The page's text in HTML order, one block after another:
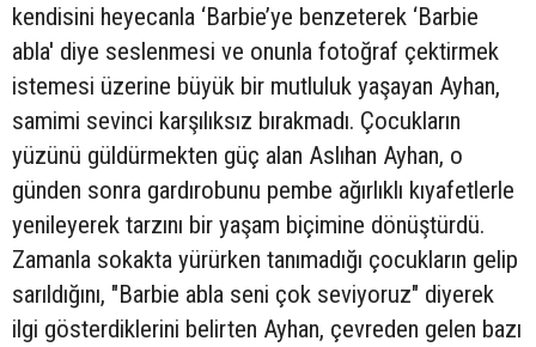
kendisini heyecanla ‘Barbie’ye benzeterek ‘Barbie
abla' diye seslenmesi ve onunla fotoğraf çektirmek
istemesi üzerine büyük bir mutluluk yaşayan Ayhan,
samimi sevinci karşılıksız bırakmadı. Çocukların
yüzünü güldürmekten güç alan Aslıhan Ayhan, o
günden sonra gardırobunu pembe ağırlıklı kıyafetlerle
yenileyerek tarzını bir yaşam biçimine dönüştürdü.
Zamanla sokakta yürürken tanımadığı çocukların gelip
sarıldığını, "Barbie abla seni çok seviyoruz" diyerek
ilgi gösterdiklerini belirten Ayhan, çevreden gelen bazı